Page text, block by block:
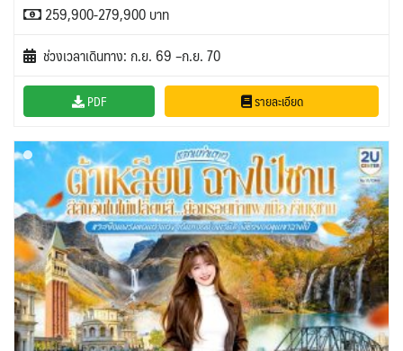
259,900-279,900 บาท
ช่วงเวลาเดินทาง: ก.ย. 69 –ก.ย. 70
PDF รายละเอียด